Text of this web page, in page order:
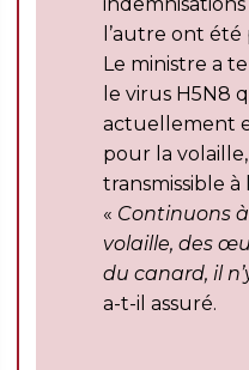
l’autre ont
Le ministre a
le virus H5N8
actuellement
pour la
transmissible à
« Continuons
volaille, des
du canard, il
a-t-il assuré.